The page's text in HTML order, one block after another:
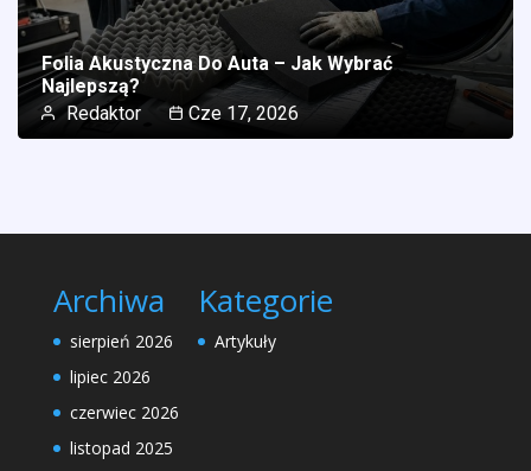
Folia Akustyczna Do Auta – Jak Wybrać
Najlepszą?
Redaktor
Cze 17, 2026
Archiwa
sierpień 2026
lipiec 2026
czerwiec 2026
listopad 2025
Kategorie
Artykuły